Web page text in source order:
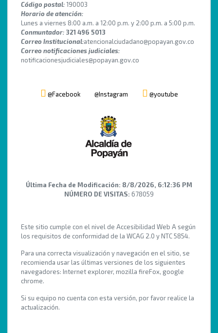
Código postal:190003
Horario de atención:
Lunes a viernes 8:00 a.m. a 12:00 p.m. y 2:00 p.m. a 5:00 p.m.
Conmuntador: 321 496 5013
Correo Institucional:atencionalciudadano@popayan.gov.co
Correo notificaciones judiciales:
notificacionesjudiciales@popayan.gov.co
@Facebook @Instagram @youtube
Última Fecha de Modificación: 8/8/2026, 6:12:36 PM
NÚMERO DE VISITAS: 678059
Este sitio cumple con el nivel de Accesibilidad Web A según
los requisitos de conformidad de la WCAG 2.0 y NTC 5854.
Para una correcta visualización y navegación en el sitio, se
recomienda usar las últimas versiones de los siguientes
navegadores: Internet explorer, mozilla fireFox, google
chrome.
Si su equipo no cuenta con esta versión, por favor realice la
actualización.